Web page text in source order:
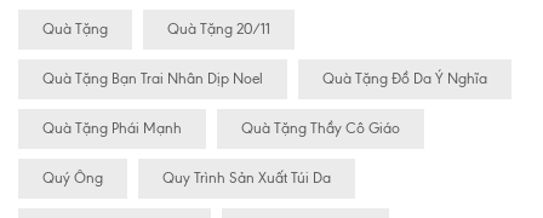
Quà Tặng Quà Tặng 20/11
Quà Tặng Bạn Trai Nhân Dịp Noel Quà Tặng Đồ Da Ý Nghĩa
Quà Tặng Phái Mạnh Quà Tặng Thầy Cô Giáo
Quý Ông Quy Trình Sản Xuất Túi Da